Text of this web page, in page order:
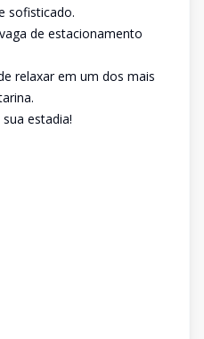
sofisticado.
de estacionamento
relaxar em um dos mais
estadia!